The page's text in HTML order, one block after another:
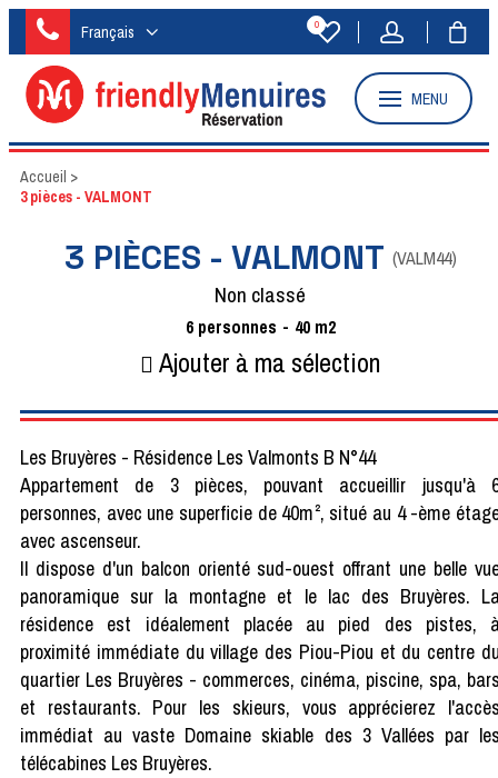
Français 0
MENU
Accueil >
3 pièces - VALMONT
3 PIÈCES - VALMONT (VALM44)
Non classé
6 personnes 40 m2
Ajouter à ma sélection
Les Bruyères - Résidence Les Valmonts B N°44
Appartement de 3 pièces, pouvant accueillir jusqu'à
personnes, avec une superficie de 40m², situé au 4 -ème
avec ascenseur.
Il dispose d'un balcon orienté sud-ouest offrant une belle
panoramique sur la montagne et le lac des Bruyères.
résidence est idéalement placée au pied des pistes,
proximité immédiate du village des Piou-Piou et du centre
quartier Les Bruyères - commerces, cinéma, piscine, spa,
et restaurants. Pour les skieurs, vous apprécierez
immédiat au vaste Domaine skiable des 3 Vallées par
télécabines Les Bruyères.